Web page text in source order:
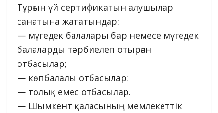
Тұрғын үй сертификатын алушылар
санатына жататындар:
— мүгедек балалары бар немесе мүгедек
балаларды тәрбиелеп отырған
отбасылар;
— көпбалалы отбасылар;
— толық емес отбасылар.
— Шымкент қаласының мемлекеттік